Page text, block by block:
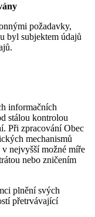
požadavky,
byl subjektem údajů
informačních
stálou kontrolou
Při zpracování Obec
mechanismů
nejvyšší možné míře
nebo zničením
plnění svých
přetrvávající